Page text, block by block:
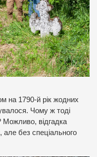
на 1790-й рік жодних
Чому ж тоді
Можливо, відгадка
але без спеціального